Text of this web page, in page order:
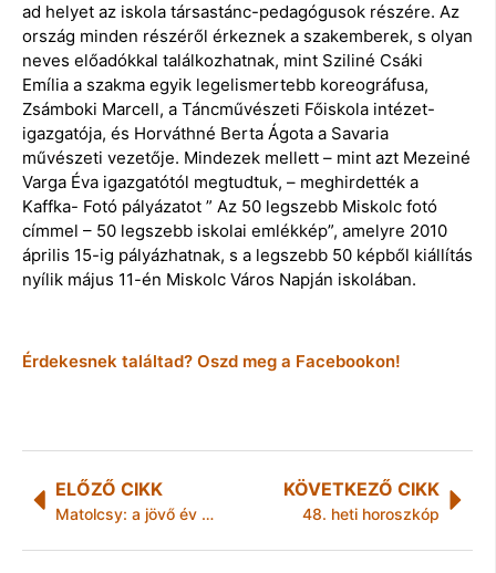
ad helyet az iskola társastánc-pedagógusok részére. Az
ország minden részéről érkeznek a szakemberek, s olyan
neves előadókkal találkozhatnak, mint Sziliné Csáki
Emília a szakma egyik legelismertebb koreográfusa,
Zsámboki Marcell, a Táncművészeti Főiskola intézet-
igazgatója, és Horváthné Berta Ágota a Savaria
művészeti vezetője. Mindezek mellett – mint azt Mezeiné
Varga Éva igazgatótól megtudtuk, – meghirdették a
Kaffka- Fotó pályázatot ” Az 50 legszebb Miskolc fotó
címmel – 50 legszebb iskolai emlékkép”, amelyre 2010
április 15-ig pályázhatnak, s a legszebb 50 képből kiállítás
nyílik május 11-én Miskolc Város Napján iskolában.
Érdekesnek találtad? Oszd meg a Facebookon!
ELŐZŐ CIKK
Matolcsy: a jövő év közepére más ország, más jegybank kell
KÖVETKEZŐ CIKK
48. heti horoszkóp